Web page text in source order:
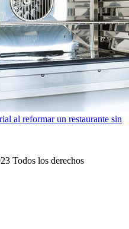
al reformar un restaurante sin
Todos los derechos